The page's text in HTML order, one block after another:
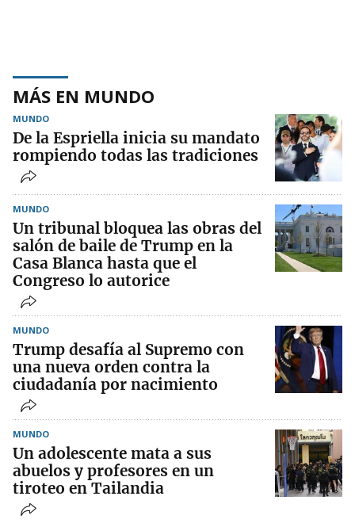
MÁS EN MUNDO
MUNDO
De la Espriella inicia su mandato
rompiendo todas las tradiciones
MUNDO
Un tribunal bloquea las obras del
salón de baile de Trump en la
Casa Blanca hasta que el
Congreso lo autorice
MUNDO
Trump desafía al Supremo con
una nueva orden contra la
ciudadanía por nacimiento
MUNDO
Un adolescente mata a sus
abuelos y profesores en un
tiroteo en Tailandia